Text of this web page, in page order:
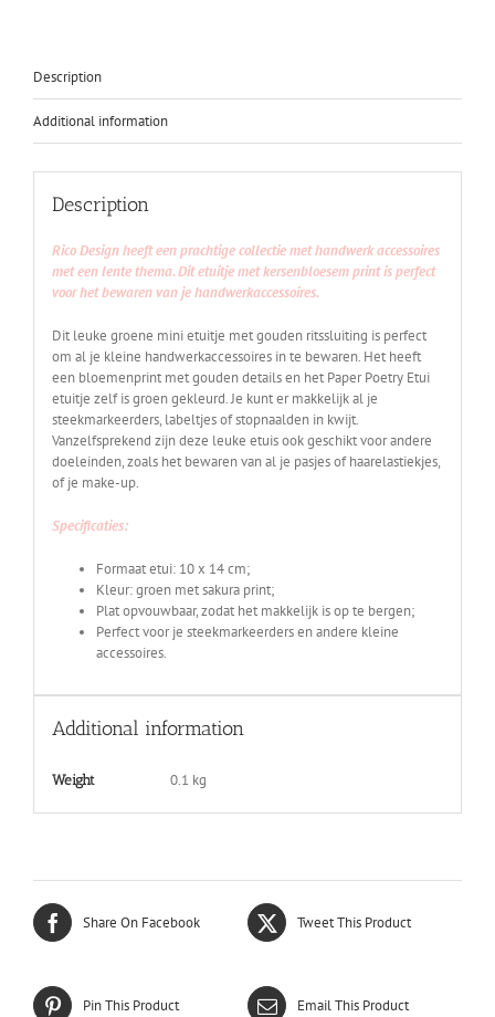
Description
Additional information
Description
Rico Design heeft een prachtige collectie met handwerk accessoires
met een lente thema. Dit etuitje met kersenbloesem print is perfect
voor het bewaren van je handwerkaccessoires.
Dit leuke groene mini etuitje met gouden ritssluiting is perfect
om al je kleine handwerkaccessoires in te bewaren. Het heeft
een bloemenprint met gouden details en het Paper Poetry Etui
etuitje zelf is groen gekleurd. Je kunt er makkelijk al je
steekmarkeerders, labeltjes of stopnaalden in kwijt.
Vanzelfsprekend zijn deze leuke etuis ook geschikt voor andere
doeleinden, zoals het bewaren van al je pasjes of haarelastiekjes,
of je make-up.
Specificaties:
Formaat etui: 10 x 14 cm;
Kleur: groen met sakura print;
Plat opvouwbaar, zodat het makkelijk is op te bergen;
Perfect voor je steekmarkeerders en andere kleine
accessoires.
Additional information
Weight 0.1 kg
Share On Facebook Tweet This Product
Pin This Product Email This Product